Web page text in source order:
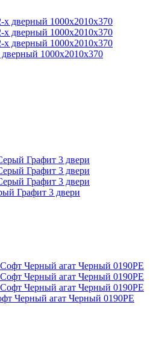
1000х2010х370
Графит 3 двери
Черный агат Черный 0190РЕ